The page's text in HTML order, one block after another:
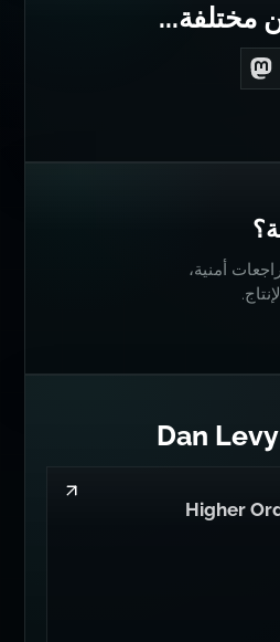
مختلفة...
Connect with
Follow me on
Follow me on
Follow me on Mastodon
أمنية،
Higher